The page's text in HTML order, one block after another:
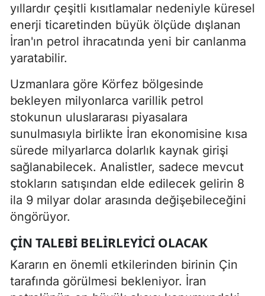
yıllardır çeşitli kısıtlamalar nedeniyle küresel
enerji ticaretinden büyük ölçüde dışlanan
İran'ın petrol ihracatında yeni bir canlanma
yaratabilir.
Uzmanlara göre Körfez bölgesinde
bekleyen milyonlarca varillik petrol
stokunun uluslararası piyasalara
sunulmasıyla birlikte İran ekonomisine kısa
sürede milyarlarca dolarlık kaynak girişi
sağlanabilecek. Analistler, sadece mevcut
stokların satışından elde edilecek gelirin 8
ila 9 milyar dolar arasında değişebileceğini
öngörüyor.
ÇIN TALEBI BELIRLEYICI OLACAK
Kararın en önemli etkilerinden birinin Çin
tarafında görülmesi bekleniyor. İran